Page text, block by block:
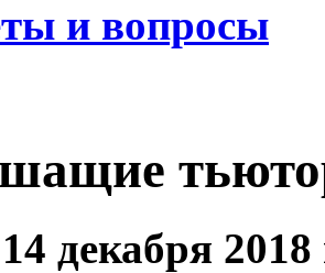
и вопросы
декабря 2018